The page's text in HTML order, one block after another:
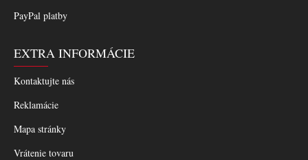
PayPal platby
EXTRA INFORMÁCIE
Kontaktujte nás
Reklamácie
Mapa stránky
Vrátenie tovaru